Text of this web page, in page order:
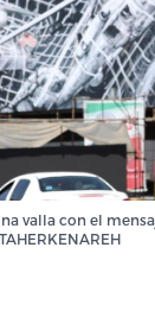
valla con el